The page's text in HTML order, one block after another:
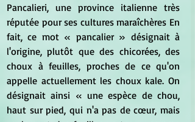
Pancalieri, une province italienne très
réputée pour ses cultures maraîchères En
fait, ce mot « pancalier » désignait à
l'origine, plutôt que des chicorées, des
choux à feuilles, proches de ce qu'on
appelle actuellement les choux kale. On
désignait ainsi « une espèce de chou,
haut sur pied, qui n'a pas de cœur, mais